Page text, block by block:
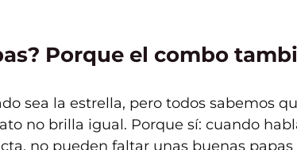
Porque el combo
sea la estrella, pero todos sabemos
no brilla igual. Porque sí: cuando
no pueden faltar unas buenas papas